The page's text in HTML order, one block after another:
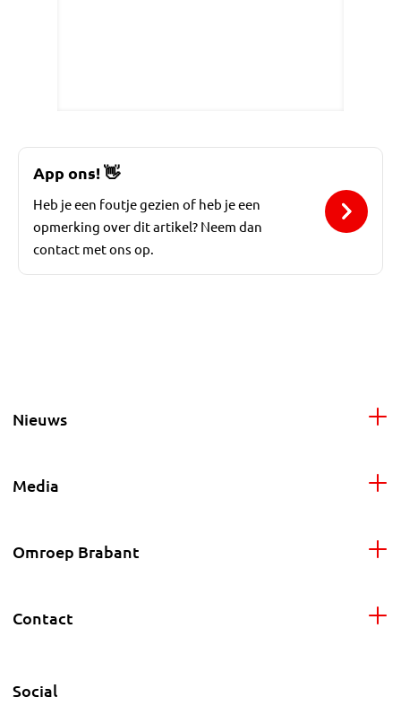
App ons!👋
Heb je een foutje gezien of heb je een
opmerking over dit artikel? Neem dan
contact met ons op.
Nieuws
Media
Omroep Brabant
Contact
Social